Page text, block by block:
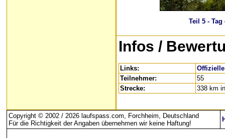
Teil 5 - Tag
Infos /
Links:
Teilnehmer:
55
Strecke:
338 km
Copyright © 2002 / 2026 laufspass.com, Forchheim, Deutschland
Für die Richtigkeit der Angaben übernehmen wir keine Haftung!